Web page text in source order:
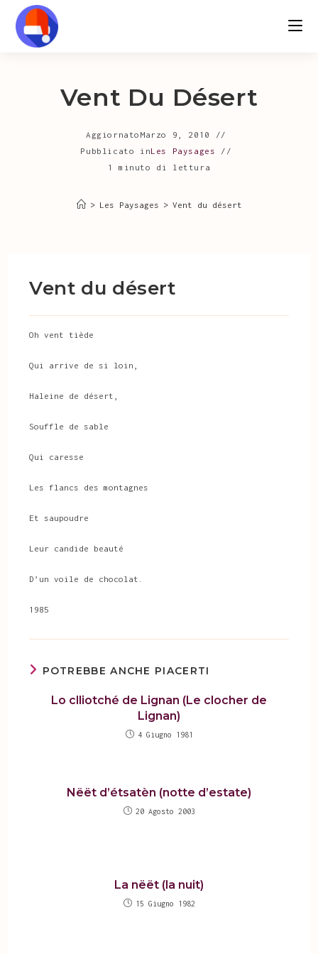
Salta
contenuto
Vent Du Désert
Aggiornato Marzo 9, 2010
Pubblicato inLes Paysages
1 minuto di lettura
> Les Paysages > Vent du désert
Vent du désert
Oh vent tiède
Qui arrive de si loin,
Haleine de désert,
Souffle de sable
Qui caresse
Les flancs des montagnes
Et saupoudre
Leur candide beauté
D’un voile de chocolat.
1985
POTREBBE ANCHE PIACERTI
Lo clliotché de Lignan (Le clocher de
Lignan)
4 Giugno 1981
Nëët d’étsatèn (notte d’estate)
20 Agosto 2003
La nëët (la nuit)
15 Giugno 1982